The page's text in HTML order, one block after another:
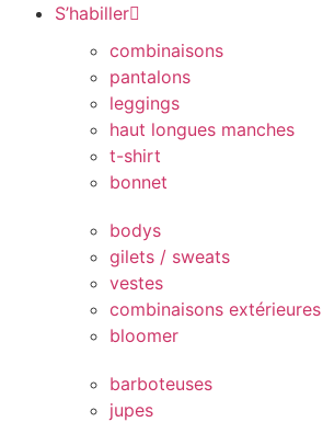
S’habiller
combinaisons
pantalons
leggings
haut longues manches
t-shirt
bonnet
bodys
gilets / sweats
vestes
combinaisons extérieures
bloomer
barboteuses
jupes